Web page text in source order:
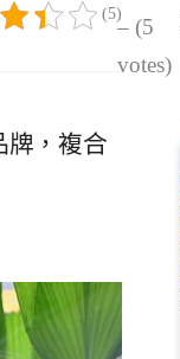
– (5
votes)
(5)
牌，複合